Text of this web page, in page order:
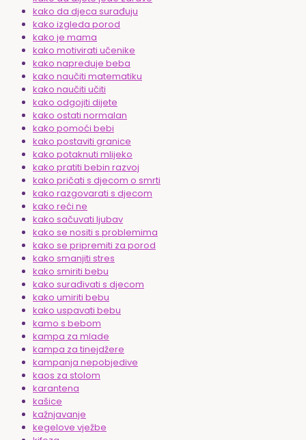
kako da djeca surađuju
kako izgleda porod
kako je mama
kako motivirati učenike
kako napreduje beba
kako naučiti matematiku
kako naučiti učiti
kako odgojiti dijete
kako ostati normalan
kako pomoći bebi
kako postaviti granice
kako potaknuti mlijeko
kako pratiti bebin razvoj
kako pričati s djecom o smrti
kako razgovarati s djecom
kako reći ne
kako sačuvati ljubav
kako se nositi s problemima
kako se pripremiti za porod
kako smanjiti stres
kako smiriti bebu
kako surađivati s djecom
kako umiriti bebu
kako uspavati bebu
kamo s bebom
kampa za mlade
kampa za tinejdžere
kampanja nepobjedive
kaos za stolom
karantena
kašice
kažnjavanje
kegelove vježbe